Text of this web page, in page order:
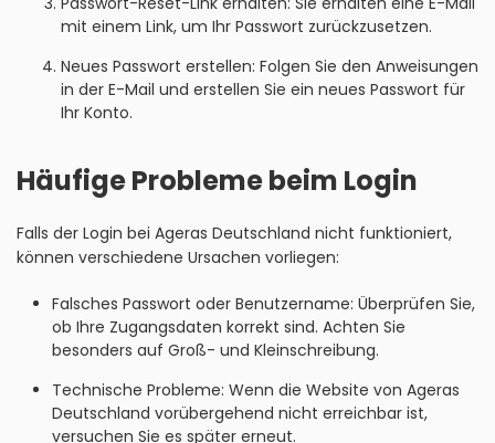
mit einem Link, um Ihr Passwort zurückzusetzen.
Neues Passwort erstellen: Folgen Sie den Anweisungen
in der E-Mail und erstellen Sie ein neues Passwort für
Ihr Konto.
Häufige Probleme beim Login
Falls der Login bei Ageras Deutschland nicht funktioniert,
können verschiedene Ursachen vorliegen:
Falsches Passwort oder Benutzername: Überprüfen Sie,
ob Ihre Zugangsdaten korrekt sind. Achten Sie
besonders auf Groß- und Kleinschreibung.
Technische Probleme: Wenn die Website von Ageras
Deutschland vorübergehend nicht erreichbar ist,
versuchen Sie es später erneut.